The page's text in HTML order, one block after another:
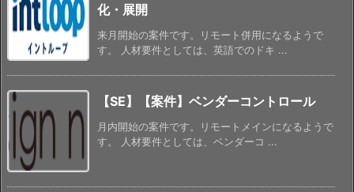
化・展開
来月開始の案件です。リモート併用になるようで
す。 人材要件としては、英語でのドキ ...
【SE】【案件】ベンダーコントロール
月内開始の案件です。リモートメインになるようで
す。 人材要件としては、ベンダーコ ...